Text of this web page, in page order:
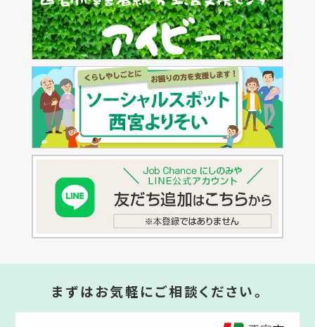
まずはお気軽にご相談ください。